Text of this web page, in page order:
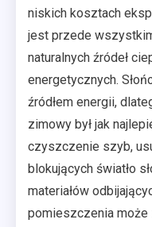
niskich kosztach
jest przede
naturalnych źródeł
energetycznych.
źródłem energii,
zimowy był jak
czyszczenie szyb,
blokujących światło
materiałów
pomieszczenia